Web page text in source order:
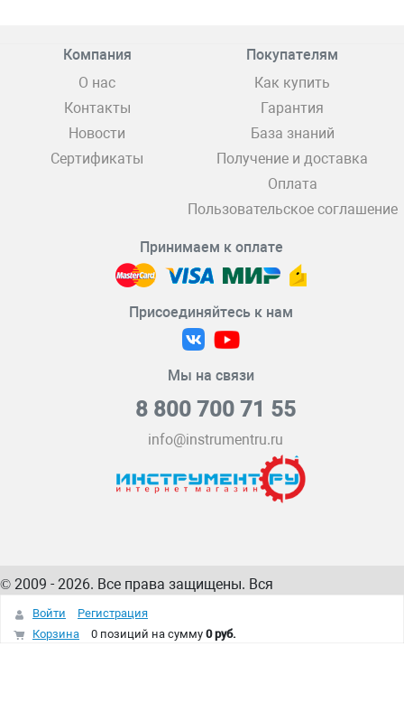
Компания
О нас
Контакты
Новости
Сертификаты
Покупателям
Как купить
Гарантия
База знаний
Получение и доставка
Оплата
Пользовательское соглашение
Принимаем к оплате
Присоединяйтесь к нам
Мы на связи
8 800 700 71 55
info@instrumentru.ru
© 2009 - 2026. Все права защищены. Вся
информация на сайте – собственность
интернет-магазина
Войти
Регистрация
Корзина
0 позиций на сумму 0 руб.